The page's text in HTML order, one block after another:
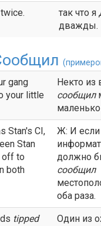
так что я
дважды.
gang
your little
Некто из
сообщил
Stan's CI,
Stan
to
both
Ж: И
должно
сообщил
оба раза.
tipped
Один из